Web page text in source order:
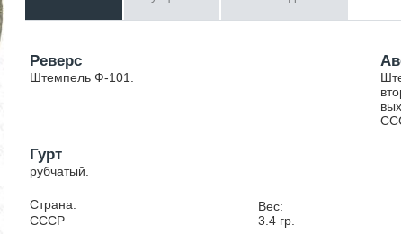
Реверс
Штемпель Ф-101.
Гурт
рубчатый.
Страна:
СССР
Вес:
3.4гр.